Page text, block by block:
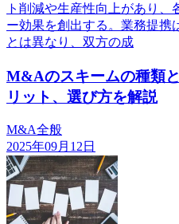
ト削減や生産性向上があり
ー効果を創出する。業務提携
とは異なり、双方の成
M&Aのスキームの種類
リット、選び方を解説
M&A全般
2025年09月12日